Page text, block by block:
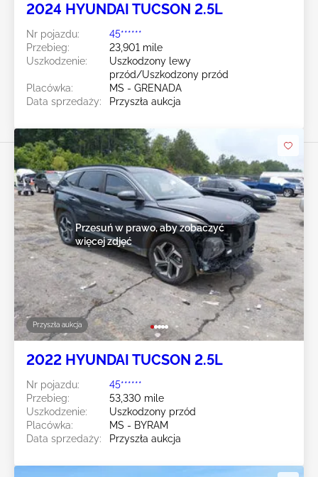
2024 HYUNDAI TUCSON 2.5L
Nr pojazdu:
45******
Przebieg:
23,901 mile
Uszkodzenie:
Uszkodzony lewy
przód/Uszkodzony przód
Placówka:
MS - GRENADA
Data sprzedaży:
Przyszła aukcja
Przyszła aukcja
Przesuń w prawo, aby zobaczyć
więcej zdjęć
2022 HYUNDAI TUCSON 2.5L
Nr pojazdu:
45******
Przebieg:
53,330 mile
Uszkodzenie:
Uszkodzony przód
Placówka:
MS - BYRAM
Data sprzedaży:
Przyszła aukcja